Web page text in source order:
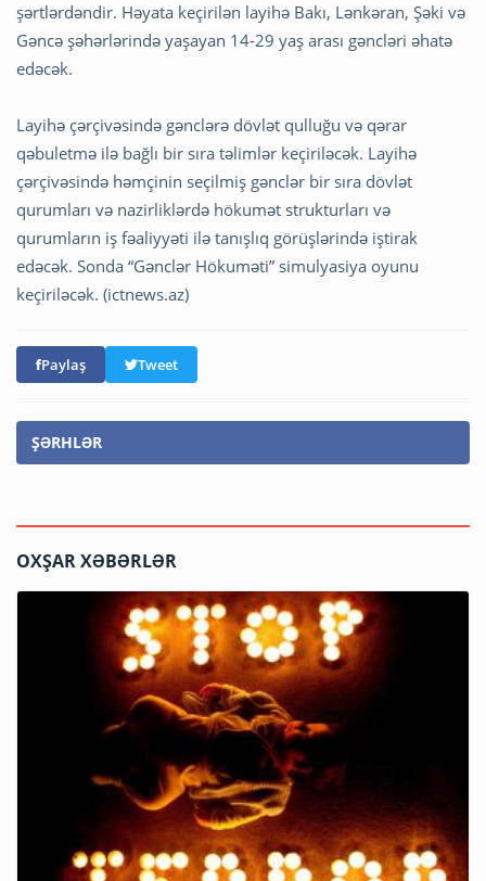
şərtlərdəndir. Həyata keçirilən layihə Bakı, Lənkəran, Şəki və
Gəncə şəhərlərində yaşayan 14-29 yaş arası gəncləri əhatə
edəcək.
Layihə çərçivəsində gənclərə dövlət qulluğu və qərar
qəbuletmə ilə bağlı bir sıra təlimlər keçiriləcək. Layihə
çərçivəsində həmçinin seçilmiş gənclər bir sıra dövlət
qurumları və nazirliklərdə hökumət strukturları və
qurumların iş fəaliyyəti ilə tanışlıq görüşlərində iştirak
edəcək. Sonda “Gənclər Hökuməti” simulyasiya oyunu
keçiriləcək. (ictnews.az)
Paylaş Tweet
ŞƏRHLƏR
OXŞAR XƏBƏRLƏR